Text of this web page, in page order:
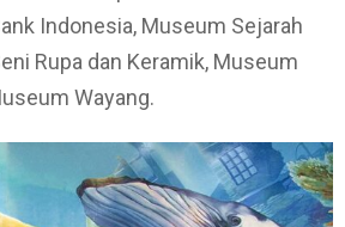
Indonesia, Museum Sejarah
Rupa dan Keramik, Museum
Wayang.